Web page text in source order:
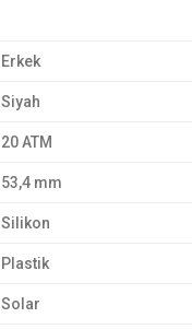
Erkek
Siyah
20 ATM
53,4 mm
Silikon
Plastik
Solar